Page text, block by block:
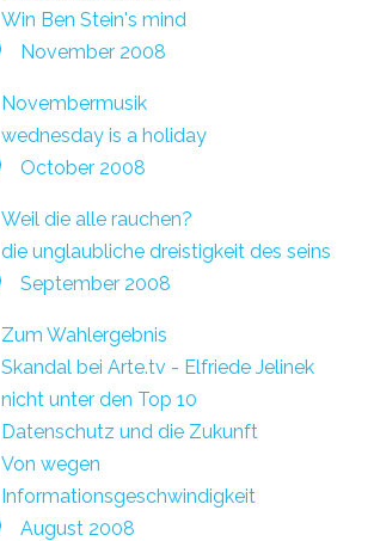
Win Ben Stein's mind
November 2008
Novembermusik
wednesday is a holiday
October 2008
Weil die alle rauchen?
die unglaubliche dreistigkeit des seins
September 2008
Zum Wahlergebnis
Skandal bei Arte.tv - Elfriede Jelinek
nicht unter den Top 10
Datenschutz und die Zukunft
Von wegen
Informationsgeschwindigkeit
August 2008